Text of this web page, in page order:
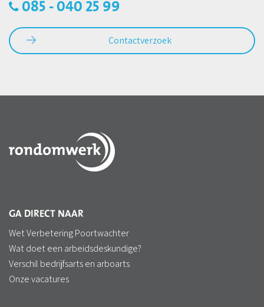
085 - 040 25 99
Contactverzoek
GA DIRECT NAAR
Wet Verbetering Poortwachter
Wat doet een arbeidsdeskundige?
Verschil bedrijfsarts en arboarts
Onze vacatures